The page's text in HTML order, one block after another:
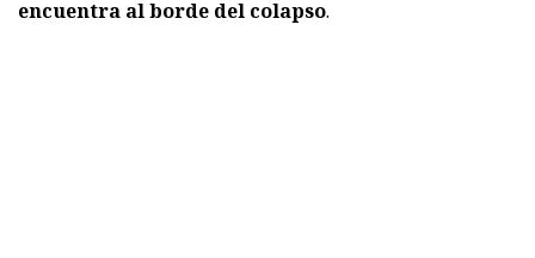
encuentra al borde del colapso.